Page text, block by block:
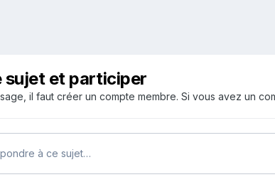
sujet et participer
il faut créer un compte membre. Si vous avez un
à ce sujet…